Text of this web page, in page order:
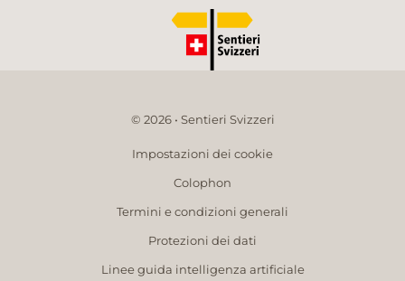
© 2026 • Sentieri Svizzeri
Impostazioni dei cookie
Colophon
Termini e condizioni generali
Protezioni dei dati
Linee guida intelligenza artificiale